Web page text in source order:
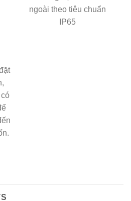
ngoài theo tiêu chuẩn
IP65